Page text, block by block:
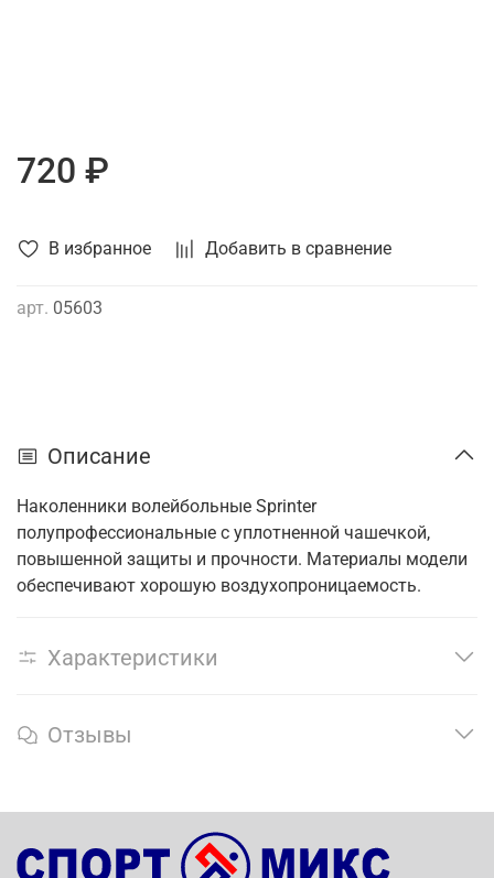
В избранное Добавить в сравнение
арт. 05603
720 ₽
Описание
Наколенники волейбольные Sprinter
полупрофессиональные с уплотненной чашечкой,
повышенной защиты и прочности. Материалы модели
обеспечивают хорошую воздухопроницаемость.
Характеристики
Отзывы